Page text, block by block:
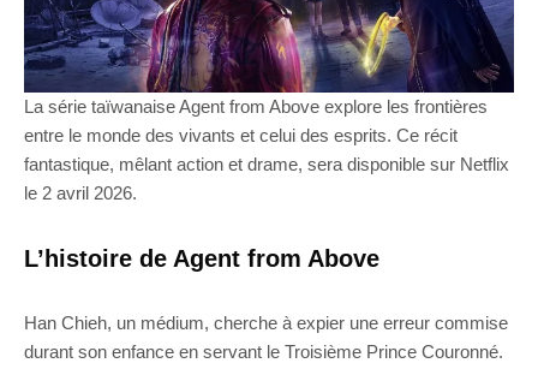
La série taïwanaise Agent from Above explore les frontières
entre le monde des vivants et celui des esprits. Ce récit
fantastique, mêlant action et drame, sera disponible sur Netflix
le 2 avril 2026.
L’histoire de Agent from Above
Han Chieh, un médium, cherche à expier une erreur commise
durant son enfance en servant le Troisième Prince Couronné.